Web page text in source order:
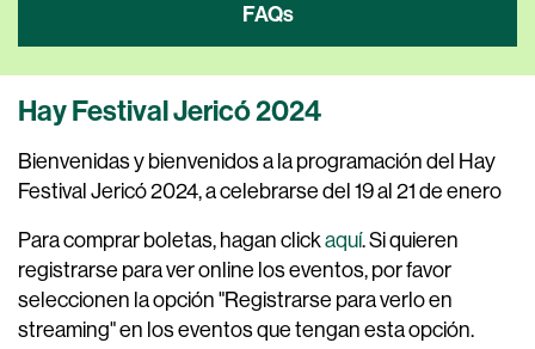
FAQs
Hay Festival Jericó 2024
Bienvenidas y bienvenidos a la programación del Hay
Festival Jericó 2024, a celebrarse del 19 al 21 de enero
Para comprar boletas, hagan clickaquí.Si quieren
registrarse para ver online los eventos, por favor
seleccionen la opción "Registrarse para verlo en
streaming" en los eventos que tengan esta opción.